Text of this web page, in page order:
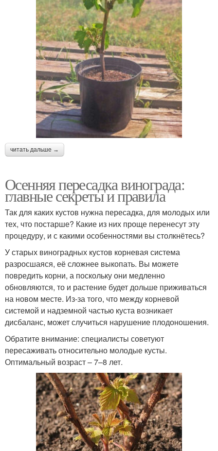
читать дальше →
Осенняя пересадка винограда:
главные секреты и правила
Так для каких кустов нужна пересадка, для молодых или
тех, что постарше? Какие из них проще перенесут эту
процедуру, и с какими особенностями вы столкнётесь?
У старых виноградных кустов корневая система
разросшаяся, её сложнее выкопать. Вы можете
повредить корни, а поскольку они медленно
обновляются, то и растение будет дольше приживаться
на новом месте. Из-за того, что между корневой
системой и надземной частью куста возникает
дисбаланс, может случиться нарушение плодоношения.
Обратите внимание: специалисты советуют
пересаживать относительно молодые кусты.
Оптимальный возраст – 7–8 лет.